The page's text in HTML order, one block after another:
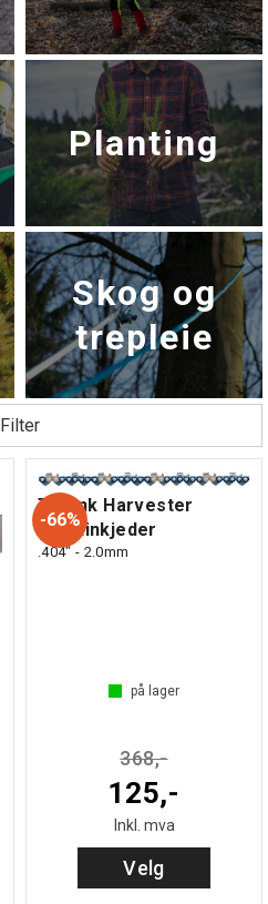
Planting
Skog og
trepleie
Filter
66%
TriLink Harvester
Maskinkjeder
.404" - 2.0mm
på lager
368,-
125,-
Inkl. mva
Velg